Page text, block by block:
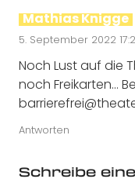
Mathias Knigge
5. September 2022
Noch Lust auf die
noch Freikarten…
Antworten
Schreibe